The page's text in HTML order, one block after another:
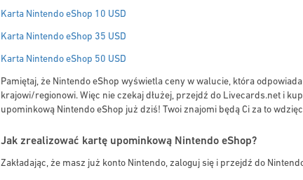
Karta Nintendo eShop 10 USD
Karta Nintendo eShop 35 USD
Karta Nintendo eShop 50 USD
Pamiętaj, że Nintendo eShop wyświetla ceny w walucie, która
krajowi/regionowi. Więc nie czekaj dłużej, przejdź do Livecards.net i
upominkową Nintendo eShop już dziś! Twoi znajomi będą Ci za to
Jak zrealizować kartę upominkową Nintendo eShop?
Zakładając, że masz już konto Nintendo, zaloguj się i przejdź do